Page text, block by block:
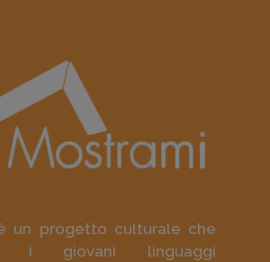
un progetto culturale che
i giovani linguaggi